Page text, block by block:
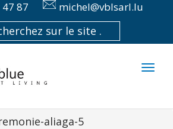
87 michel@vblsarl.lu
aliaga-5